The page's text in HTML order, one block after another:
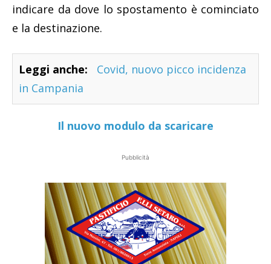
indicare da dove lo spostamento è cominciato
e la destinazione.
Leggi anche:
Covid, nuovo picco incidenza
in Campania
Il nuovo modulo da scaricare
Pubblicità